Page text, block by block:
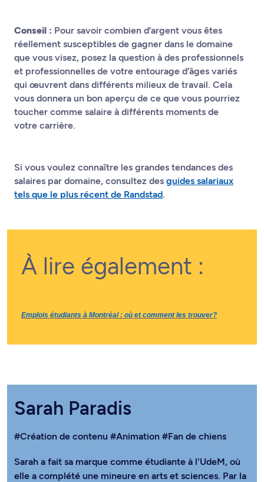
Conseil : Pour savoir combien d’argent vous êtes
réellement susceptibles de gagner dans le domaine
que vous visez, posez la question à des professionnels
et professionnelles de votre entourage d’âges variés
qui œuvrent dans différents milieux de travail. Cela
vous donnera un bon aperçu de ce que vous pourriez
toucher comme salaire à différents moments de
votre carrière.
Si vous voulez connaître les grandes tendances des
salaires par domaine, consultez des guides salariaux
tels que le plus récent de Randstad.
À lire également :
Emplois étudiants à Montréal : où et comment les trouver?
Sarah Paradis
#Création de contenu #Animation #Fan de chiens
Sarah a fait sa marque comme étudiante à l'UdeM, où
elle a complété une mineure en arts et sciences. Par la